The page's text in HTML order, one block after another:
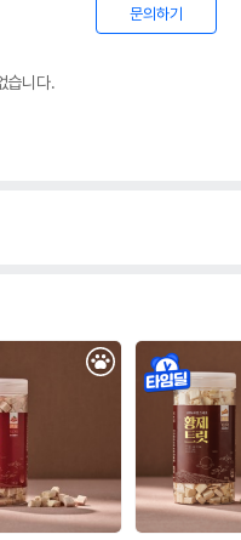
문의하기
습니다.